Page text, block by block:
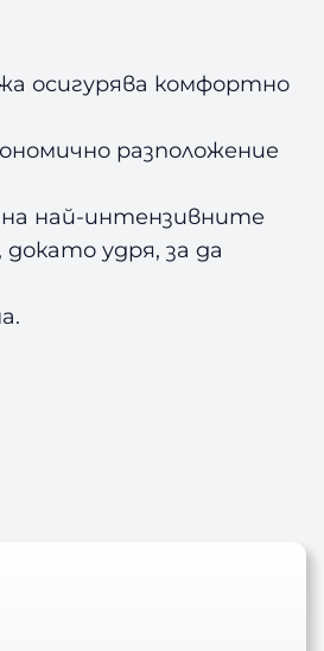
осигурява комфортно
разположение
най-интензивните
удря, за да